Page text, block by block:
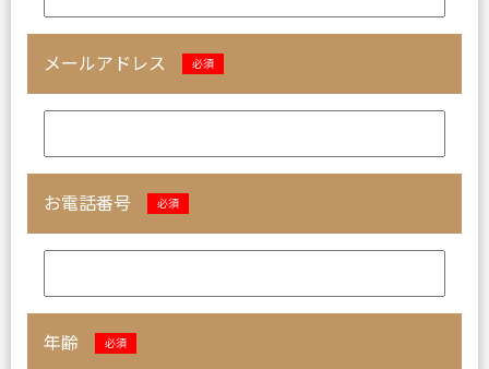
メールアドレス 必須
お電話番号 必須
年齢 必須